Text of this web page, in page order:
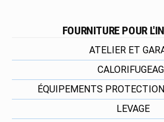
FOURNITURE POUR
ATELIER ET
ÉQUIPEMENTS
LEVAGE